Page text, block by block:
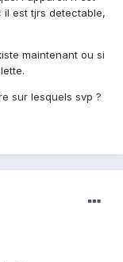
il est tjrs detectable,
maintenant ou si
sur lesquels svp ?